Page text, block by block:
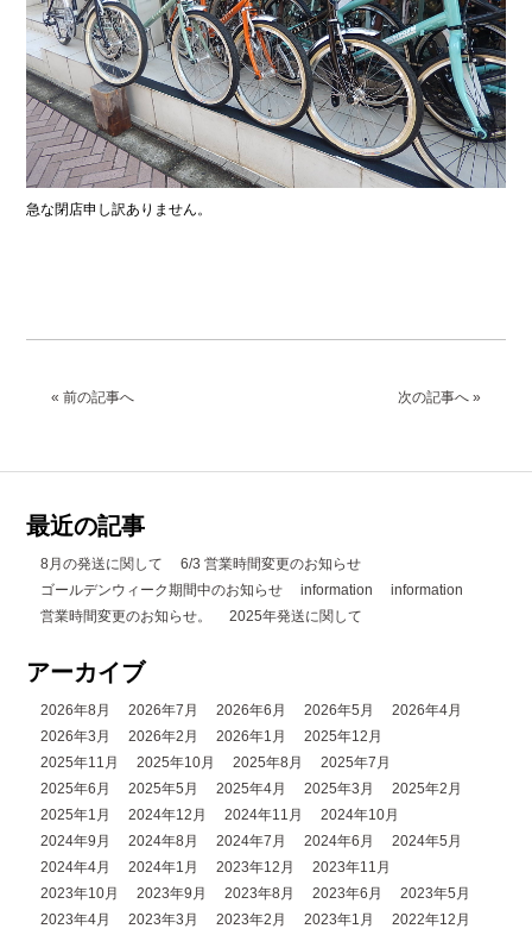
急な閉店申し訳ありません。
次の記事へ »
« 前の記事へ
最近の記事
8月の発送に関して
6/3 営業時間変更のお知らせ
ゴールデンウィーク期間中のお知らせ
information
information
営業時間変更のお知らせ。
2025年発送に関して
アーカイブ
2026年8月 2026年7月 2026年6月 2026年5月
2026年4月
2026年3月
2026年2月 2026年1月
2025年12月
2025年11月
2025年10月 2025年8月
2025年7月
2025年6月
2025年5月 2025年4月 2025年3月
2025年2月
2025年1月
2024年12月 2024年11月
2024年10月
2024年9月
2024年8月 2024年7月 2024年6月
2024年5月
2024年4月
2024年1月 2023年12月
2023年11月
2023年10月
2023年9月 2023年8月 2023年6月
2023年5月
2023年4月
2023年3月 2023年2月 2023年1月
2022年12月